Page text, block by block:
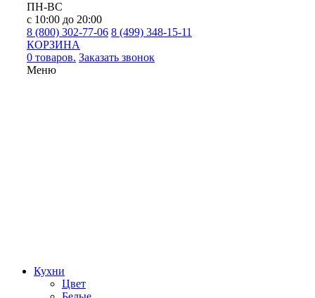
ПН-ВС
с 10:00 до 20:00
8 (800) 302-77-06 8 (499) 348-15-11
КОРЗИНА
0 товаров. Заказать звонок
Меню
Кухни
Цвет